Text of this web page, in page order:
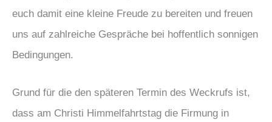
euch damit eine kleine Freude zu bereiten und freuen
uns auf zahlreiche Gespräche bei hoffentlich sonnigen
Bedingungen.
Grund für die den späteren Termin des Weckrufs ist,
dass am Christi Himmelfahrtstag die Firmung in